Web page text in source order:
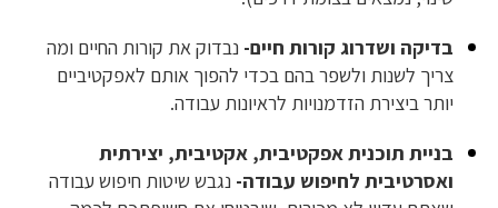
בדיקה ושדרוג קורות חיים- נבדוק את קורות החיים ומה
צריך לשנות ולשפר בהם בכדי להפוך אותם לאפקטיביים
יותר ביצירת הזדמנויות לראיונות עבודה.
בניית תוכנית אפקטיבית, אקטיבית, יצירתית
ואסרטיבית לחיפוש עבודה- נגבש שיטות חיפוש עבודה